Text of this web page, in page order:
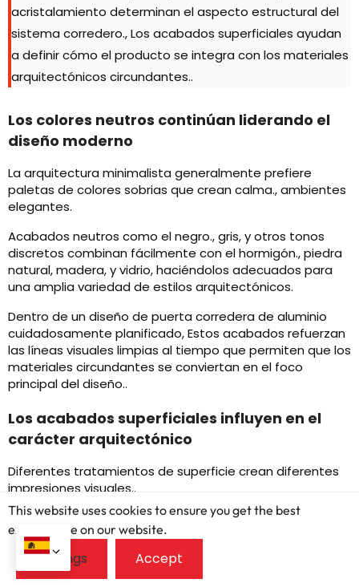
acristalamiento determinan el aspecto estructural del
sistema corredero., Los acabados superficiales ayudan
a definir cómo el producto se integra con los materiales
arquitectónicos circundantes..
Los colores neutros continúan liderando el
diseño moderno
La arquitectura minimalista generalmente prefiere
paletas de colores sobrias que crean calma., ambientes
elegantes.
Acabados neutros como el negro., gris, y otros tonos
discretos combinan fácilmente con el hormigón., piedra
natural, madera, y vidrio, haciéndolos adecuados para
una amplia variedad de estilos arquitectónicos.
Dentro de un diseño de puerta corredera de aluminio
cuidadosamente planificado, Estos acabados refuerzan
las líneas visuales limpias al tiempo que permiten que los
materiales circundantes se conviertan en el foco
principal del diseño..
Los acabados superficiales influyen en el
carácter arquitectónico
Diferentes tratamientos de superficie crean diferentes
impresiones visuales..
Los acabados mate suelen enfatizar la simplicidad y la
sofisticación., Complementando desarrollos
residenciales modernos y proyectos hoteleros de lujo..
Su apariencia discreta se alinea bien con conceptos
This website uses cookies to ensure you get the best
exprerience on our website.